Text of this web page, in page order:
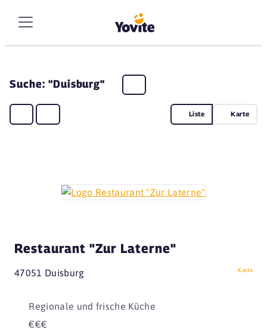
Suche: "Duisburg"
Liste Karte
Restaurant "Zur Laterne"
47051 Duisburg Karte
Regionale und frische Küche
€€€